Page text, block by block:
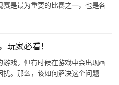
赛是最为重要的比赛之一，也是各
玩家必看！
戏，但有时候在游戏中会出现画
。那么，该如何解决这个问题